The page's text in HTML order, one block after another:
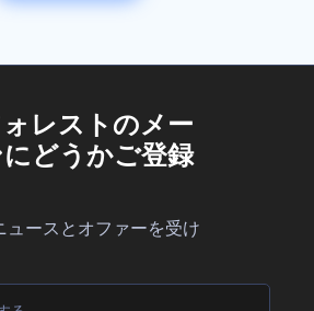
レストのメー
どうかご登録
ュースとオファーを受け